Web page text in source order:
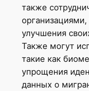
также
улучшения
Также могут
такие как
упрощения
данных о